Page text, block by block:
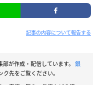
記事の内容について報告する
が作成・配信しています。 銀
先をご覧ください。